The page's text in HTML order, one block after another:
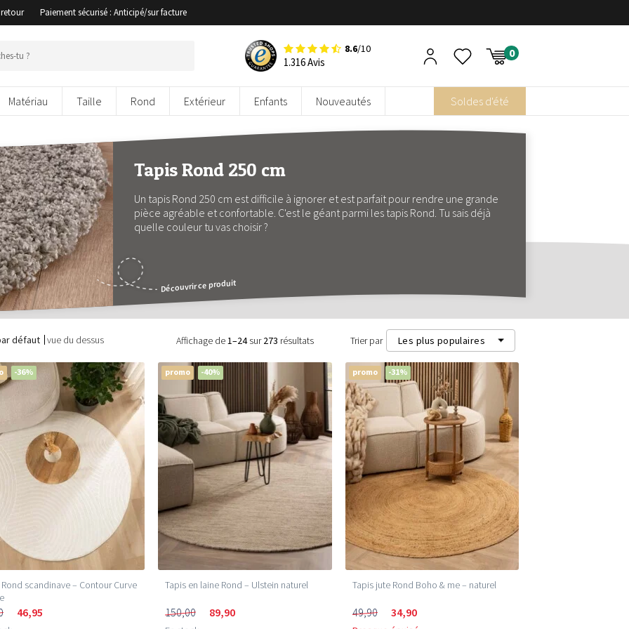
Paiement sécurisé : Anticipé/sur facture
8.6/10
1.316 Avis
Matériau Taille Rond Extérieur Enfants Nouveautés Soldes d'été
Tapis Rond 250 cm
Un tapis Rond 250 cm est difficile à ignorer et est parfait pour rendre une grande
pièce agréable et confortable. C'est le géant parmi les tapis Rond. Tu sais déjà
quelle couleur tu vas choisir ?
Découvrir ce produit
défaut vue du dessus Affichage de1–24sur273 résultats Trier par Les plus populaires
Les plus populaires
Les plus récents
Prix les plus bas (m²)
Prix les plus élevés (m²)
-36%
scandinave – Contour Curve
46,95
promo -40%
Tapis en laine Rond – Ulstein naturel
150,00 89,90
promo -31%
Tapis jute Rond Boho & me – naturel
49,90 34,90